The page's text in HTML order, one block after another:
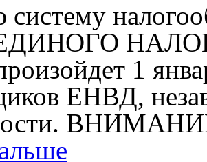
ЕДИНОГО
1
ЕНВД,